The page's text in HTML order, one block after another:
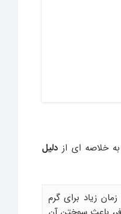
خلاصه ای از دلیل
زمان زیاد برای گرم